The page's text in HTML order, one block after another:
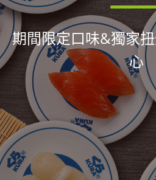
期間限定口味&獨家
心